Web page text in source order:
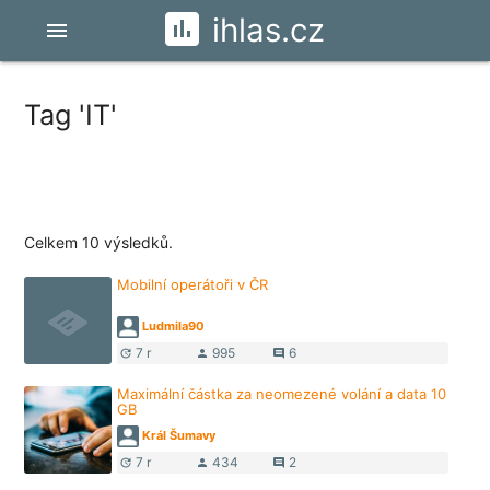
ihlas.cz
menu
Tag 'IT'
Celkem 10 výsledků.
Mobilní operátoři v ČR
Ludmila90
update 7 r person 995 comment 6
Maximální částka za neomezené volání a data 10
GB
Král Šumavy
update 7 r person 434 comment 2